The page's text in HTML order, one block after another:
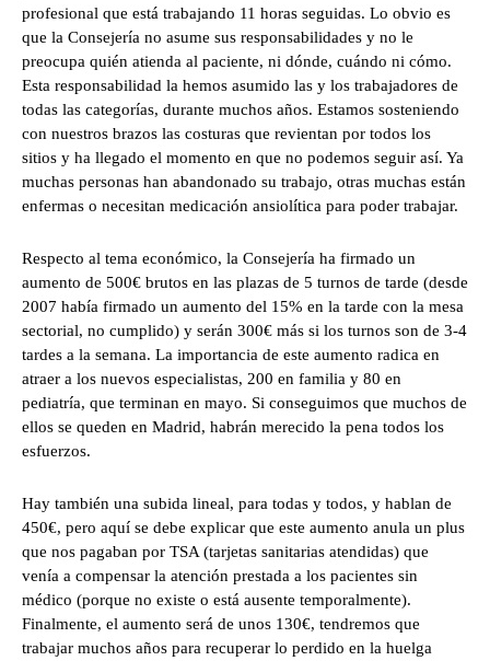
profesional que está trabajando 11 horas seguidas. Lo obvio es
que la Consejería no asume sus responsabilidades y no le
preocupa quién atienda al paciente, ni dónde, cuándo ni cómo.
Esta responsabilidad la hemos asumido las y los trabajadores de
todas las categorías, durante muchos años. Estamos sosteniendo
con nuestros brazos las costuras que revientan por todos los
sitios y ha llegado el momento en que no podemos seguir así. Ya
muchas personas han abandonado su trabajo, otras muchas están
enfermas o necesitan medicación ansiolítica para poder trabajar.
Respecto al tema económico, la Consejería ha firmado un
aumento de 500€ brutos en las plazas de 5 turnos de tarde (desde
2007 había firmado un aumento del 15% en la tarde con la mesa
sectorial, no cumplido) y serán 300€ más si los turnos son de 3-4
tardes a la semana. La importancia de este aumento radica en
atraer a los nuevos especialistas, 200 en familia y 80 en
pediatría, que terminan en mayo. Si conseguimos que muchos de
ellos se queden en Madrid, habrán merecido la pena todos los
esfuerzos.
Hay también una subida lineal, para todas y todos, y hablan de
450€, pero aquí se debe explicar que este aumento anula un plus
que nos pagaban por TSA (tarjetas sanitarias atendidas) que
venía a compensar la atención prestada a los pacientes sin
médico (porque no existe o está ausente temporalmente).
Finalmente, el aumento será de unos 130€, tendremos que
trabajar muchos años para recuperar lo perdido en la huelga